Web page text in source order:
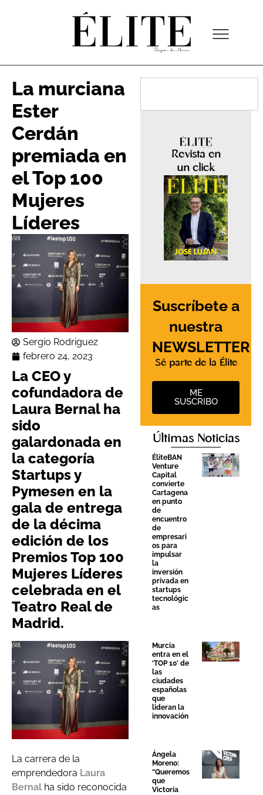
La murciana
Ester
Cerdán
premiada en
el Top 100
Mujeres
Líderes
Sergio Rodriguez
febrero 24, 2023
La CEO y
cofundadora de
Laura Bernal ha
sido
galardonada en
la categoría
Startups y
Pymesen en la
gala de entrega
de la décima
edición de los
Premios Top 100
Mujeres Líderes
celebrada en el
Teatro Real de
Madrid.
La carrera de la
emprendedora Laura
Bernal ha sido reconocida
Revista en
un click
Suscríbete a
nuestra
NEWSLETTER
Sé parte de la Élite
ME
SUSCRIBO
Últimas Noticias
ÉliteBAN
Venture
Capital
convierte
Cartagena
en punto
de
encuentro
de
empresari
os para
impulsar
la
inversión
privada en
startups
tecnológic
as
Murcia
entra en el
‘TOP 10’ de
las
ciudades
españolas
que
lideran la
innovación
Ángela
Moreno:
“Queremos
que
Victoria